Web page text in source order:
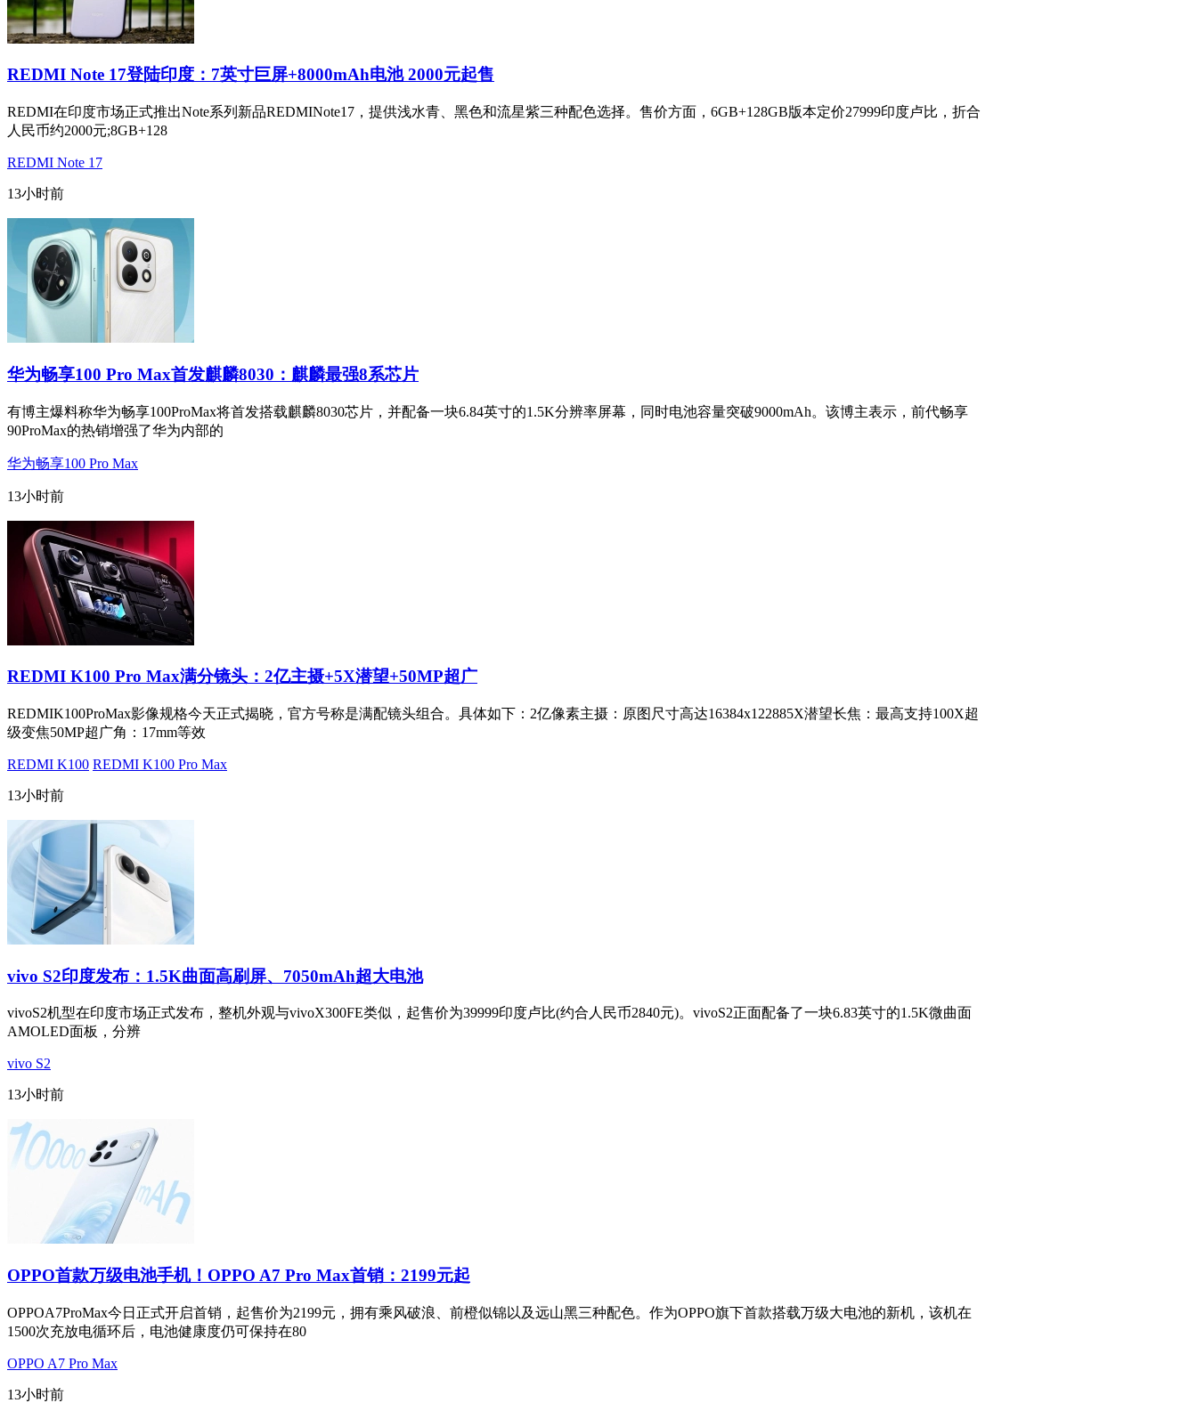
REDMI Note 17登陆印度：7英寸巨屏+8000mAh电池 2000元起售
REDMI在印度市场正式推出Note系列新品REDMINote17，提供浅水青、黑色和流星紫三种配色选择。售价方面，6GB+128GB版本定价27999印度卢比，折合
人民币约2000元;8GB+128
REDMI Note 17
13小时前
华为畅享100 Pro Max首发麒麟8030：麒麟最强8系芯片
有博主爆料称华为畅享100ProMax将首发搭载麒麟8030芯片，并配备一块6.84英寸的1.5K分辨率屏幕，同时电池容量突破9000mAh。该博主表示，前代畅享
90ProMax的热销增强了华为内部的
华为畅享100 Pro Max
13小时前
REDMI K100 Pro Max满分镜头：2亿主摄+5X潜望+50MP超广
REDMIK100ProMax影像规格今天正式揭晓，官方号称是满配镜头组合。具体如下：2亿像素主摄：原图尺寸高达16384x122885X潜望长焦：最高支持100X超
级变焦50MP超广角：17mm等效
REDMI K100 REDMI K100 Pro Max
13小时前
vivo S2印度发布：1.5K曲面高刷屏、7050mAh超大电池
vivoS2机型在印度市场正式发布，整机外观与vivoX300FE类似，起售价为39999印度卢比(约合人民币2840元)。vivoS2正面配备了一块6.83英寸的1.5K微曲面
AMOLED面板，分辨
vivo S2
13小时前
OPPO首款万级电池手机！OPPO A7 Pro Max首销：2199元起
OPPOA7ProMax今日正式开启首销，起售价为2199元，拥有乘风破浪、前橙似锦以及远山黑三种配色。作为OPPO旗下首款搭载万级大电池的新机，该机在
1500次充放电循环后，电池健康度仍可保持在80
OPPO A7 Pro Max
13小时前